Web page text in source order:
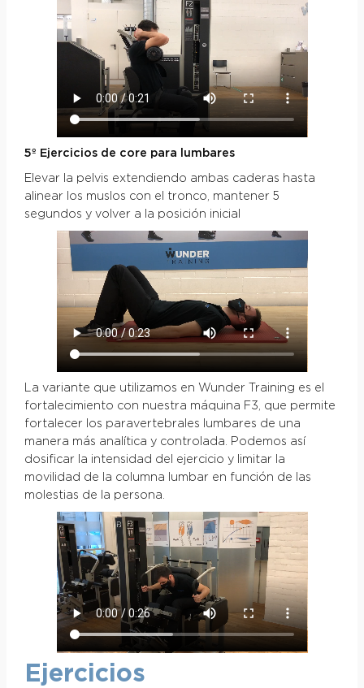
5º Ejercicios de core para lumbares
Elevar la pelvis extendiendo ambas caderas hasta
alinear los muslos con el tronco, mantener 5
segundos y volver a la posición inicial
La variante que utilizamos en Wunder Training es el
fortalecimiento con nuestra máquina F3, que permite
fortalecer los paravertebrales lumbares de una
manera más analítica y controlada. Podemos así
dosificar la intensidad del ejercicio y limitar la
movilidad de la columna lumbar en función de las
molestias de la persona.
Ejercicios